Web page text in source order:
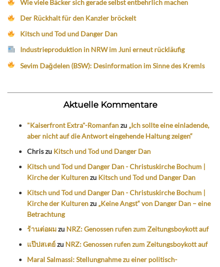
Wie viele Bäcker sich gerade selbst entbehrlich machen
Der Rückhalt für den Kanzler bröckelt
Kitsch und Tod und Danger Dan
Industrieproduktion in NRW im Juni erneut rückläufig
Sevim Dağdelen (BSW): Desinformation im Sinne des Kremls
Aktuelle Kommentare
"Kaiserfront Extra"-Romanfanzu „Ich sollte eine einladende,
aber nicht auf die Antwort eingehende Haltung zeigen“
Chriszu Kitsch und Tod und Danger Dan
Kitsch und Tod und Danger Dan - Christuskirche Bochum |
Kirche der Kulturenzu Kitsch und Tod und Danger Dan
Kitsch und Tod und Danger Dan - Christuskirche Bochum |
Kirche der Kulturenzu „Keine Angst“ von Danger Dan – eine
Betrachtung
ร้านต่อผมzu NRZ: Genossen rufen zum Zeitungsboykott auf
แป๊ปสเตย์zu NRZ: Genossen rufen zum Zeitungsboykott auf
Maral Salmassi: Stellungnahme zu einer politisch-